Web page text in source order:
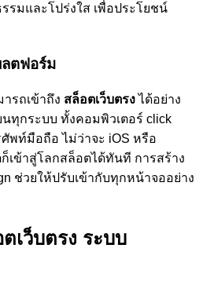
รมและโปร่งใส เพื่อประโยชน์
ลตฟอร์ม
รถเข้าถึง สล็อตเว็บตรงได้อย่าง
ทุกระบบ ทั้งคอมพิวเตอร์ click
พท์มือถือ ไม่ว่าจะ iOS หรือ
เข้าสู่โลกสล็อตได้ทันที การสร้าง
ช่วยให้ปรับเข้ากับทุกหน้าจออย่าง
เว็บตรง ระบบ